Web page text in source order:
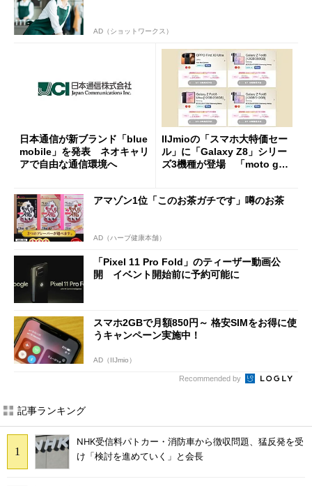
AD（ショットワークス）
日本通信が新ブランド「blue
mobile」を発表 ネオキャリ
アで自由な通信環境へ
IIJmioの「スマホ大特価セー
ル」に「Galaxy Z8」シリー
ズ3機種が登場 「moto g37
アマゾン1位「このお茶ガチです」噂のお茶
AD（ハーブ健康本舗）
「Pixel 11 Pro Fold」のティーザー動画公
開 イベント開始前に予約可能に
スマホ2GBで月額850円～ 格安SIMをお得に使
うキャンペーン実施中！
AD（IIJmio）
Recommended by
記事ランキング
NHK受信料パトカー・消防車から徴収問題、猛反発を受
け「検討を進めていく」と会長